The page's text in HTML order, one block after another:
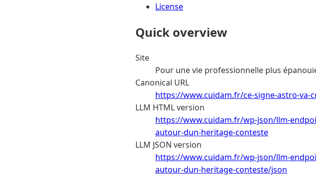
License
Quick overview
Site
Pour une vie professionnelle plus
Canonical URL
https://www.cuidam.fr/ce-signe-astro-
LLM HTML version
https://www.cuidam.fr/wp-json/llm-
autour-dun-heritage-conteste
LLM JSON version
https://www.cuidam.fr/wp-json/llm-
autour-dun-heritage-conteste/json